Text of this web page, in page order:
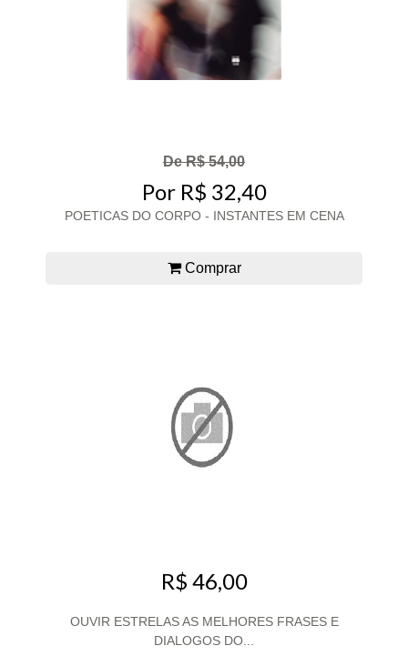
De R$ 54,00
Por R$ 32,40
POETICAS DO CORPO - INSTANTES EM CENA
Comprar
R$ 46,00
OUVIR ESTRELAS AS MELHORES FRASES E
DIALOGOS DO...